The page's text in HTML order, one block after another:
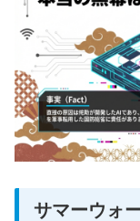
サマーウォ